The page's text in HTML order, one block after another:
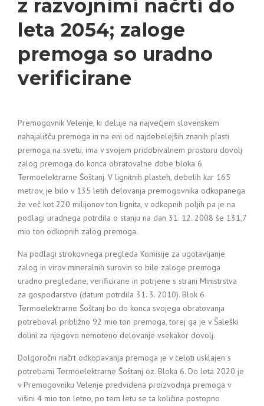
z razvojnimi načrti do
leta 2054; zaloge
premoga so uradno
verificirane
Premogovnik Velenje, ki deluje na največjem slovenskem
nahajališču premoga in na eni od najdebelejših znanih plasti
premoga na svetu, ima v svojem pridobivalnem prostoru dovolj
zalog premoga do konca obratovalne dobe bloka 6
Termoelektrarne Šoštanj. V lignitnih plasteh, debelih kar 165
metrov, je bilo v 135 letih delovanja premogovnika odkopanega
že več kot 220 milijonov ton lignita, v odkopnih poljih pa je na
podlagi uradnega potrdila o stanju na dan 31. 12. 2008 še 131,7
mio ton odkopnih zalog premoga.
Na podlagi strokovnega pregleda Komisije za ugotavljanje
zalog in virov mineralnih surovin so bile zaloge premoga
uradno pregledane, verificirane in potrjene s strani Ministrstva
za gospodarstvo (datum potrdila 31. 3. 2010). Blok 6
Termoelektrarne Šoštanj bo do konca svojega obratovanja
potreboval približno 92 mio ton premoga, torej ga je v Šaleški
dolini za njegovo nemoteno delovanje vsekakor dovolj.
Dolgoročni načrt odkopavanja premoga je v celoti usklajen s
potrebami Termoelektrarne Šoštanj oz. Bloka 6. Do leta 2020 je
v Premogovniku Velenje predvidena proizvodnja premoga v
višini 4 mio ton letno, po tem letu se ta količina postopno